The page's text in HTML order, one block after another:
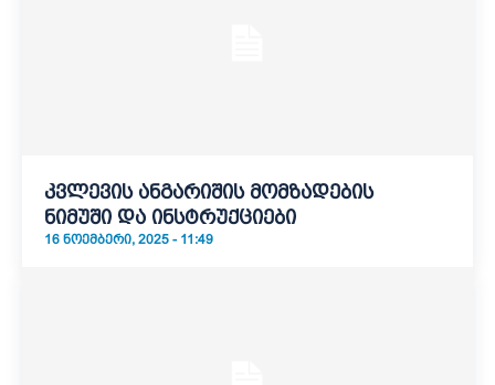
კვლევის ანგარიშის მომზადების
ნიმუში და ინსტრუქციები
16 ᲜᲝᲔᲛᲑᲔᲠᲘ, 2025 - 11:49